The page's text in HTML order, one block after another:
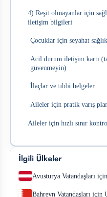
4) Reşit olmayanlar için
iletişim bilgileri
Çocuklar için seyahat
Acil durum iletişim kartı
güvenmeyin)
İlaçlar ve tıbbi belgeler
Aileler için pratik varış
Aileler için hızlı sınır
İlgili Ülkeler
Avusturya Vatandaşları
Bahreyn Vatandaşları